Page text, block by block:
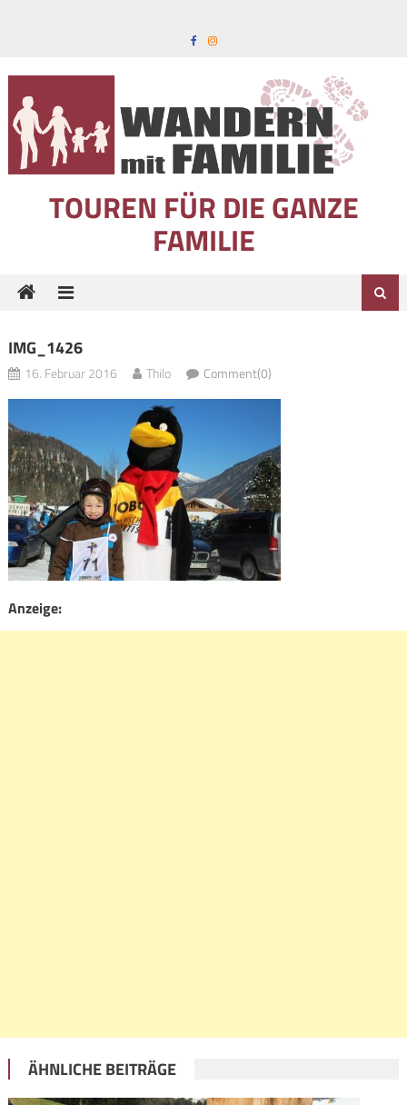
TOUREN FÜR DIE GANZE
FAMILIE
IMG_1426
16. Februar 2016 Thilo Comment(0)
Anzeige:
ÄHNLICHE BEITRÄGE